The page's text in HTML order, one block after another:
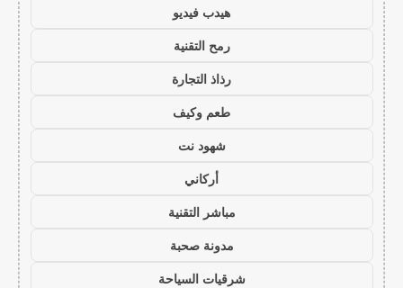
هيدب فيديو
رمح التقنية
رذاذ التجارة
طعم وكيف
شهود نت
أركاني
مباشر التقنية
مدونة صحبة
شرقيات السياحة